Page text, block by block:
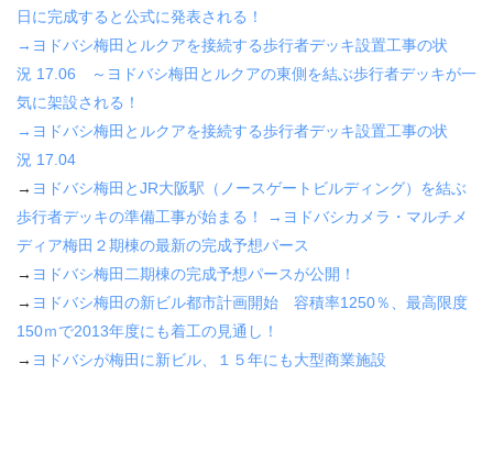
日に完成すると公式に発表される！
→ ヨドバシ梅田とルクアを接続する歩行者デッキ設置工事の状
況 17.06 ～ヨドバシ梅田とルクアの東側を結ぶ歩行者デッキが一
気に架設される！
→ ヨドバシ梅田とルクアを接続する歩行者デッキ設置工事の状
況 17.04
→ ヨドバシ梅田とJR大阪駅（ノースゲートビルディング）を結ぶ
歩行者デッキの準備工事が始まる！
→ ヨドバシカメラ・マルチメ
ディア梅田２期棟の最新の完成予想パース
→ ヨドバシ梅田二期棟の完成予想パースが公開！
→ ヨドバシ梅田の新ビル都市計画開始 容積率1250％、最高限度
150ｍで2013年度にも着工の見通し！
→ ヨドバシが梅田に新ビル、１５年にも大型商業施設